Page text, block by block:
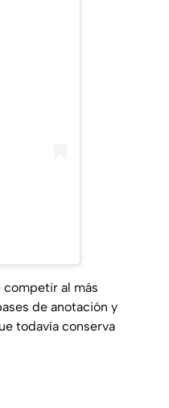
al más
de anotación y
todavía conserva